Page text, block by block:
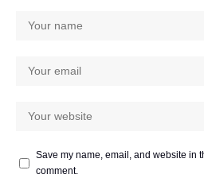
Save my name, email, and website in
comment.